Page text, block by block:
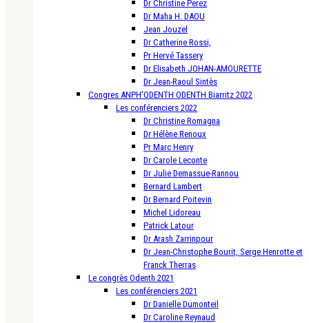
Dr Christine Perez
Dr Maha H. DAOU
Jean Jouzel
Dr Catherine Rossi,
Pr Hervé Tassery
Dr Elisabeth JOHAN-AMOURETTE
Dr Jean-Raoul Sintès
Congres ANPH’ODENTH ODENTH Biarritz 2022
Les conférenciers 2022
Dr Christine Romagna
Dr Hélène Renoux
Pr Marc Henry
Dr Carole Leconte
Dr Julie Demassue-Rannou
Bernard Lambert
Dr Bernard Poitevin
Michel Lidoreau
Patrick Latour
Dr Arash Zarrinpour
Dr Jean-Christophe Bourit, Serge Henrotte et
Franck Therras
Le congrès Odenth 2021
Les conférenciers 2021
Dr Danielle Dumonteil
Dr Caroline Reynaud